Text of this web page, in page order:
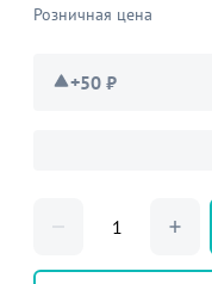
Розничная цена
+50 ₽